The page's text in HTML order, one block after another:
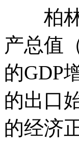
柏林
产总值
的GDP
的出口
的经济